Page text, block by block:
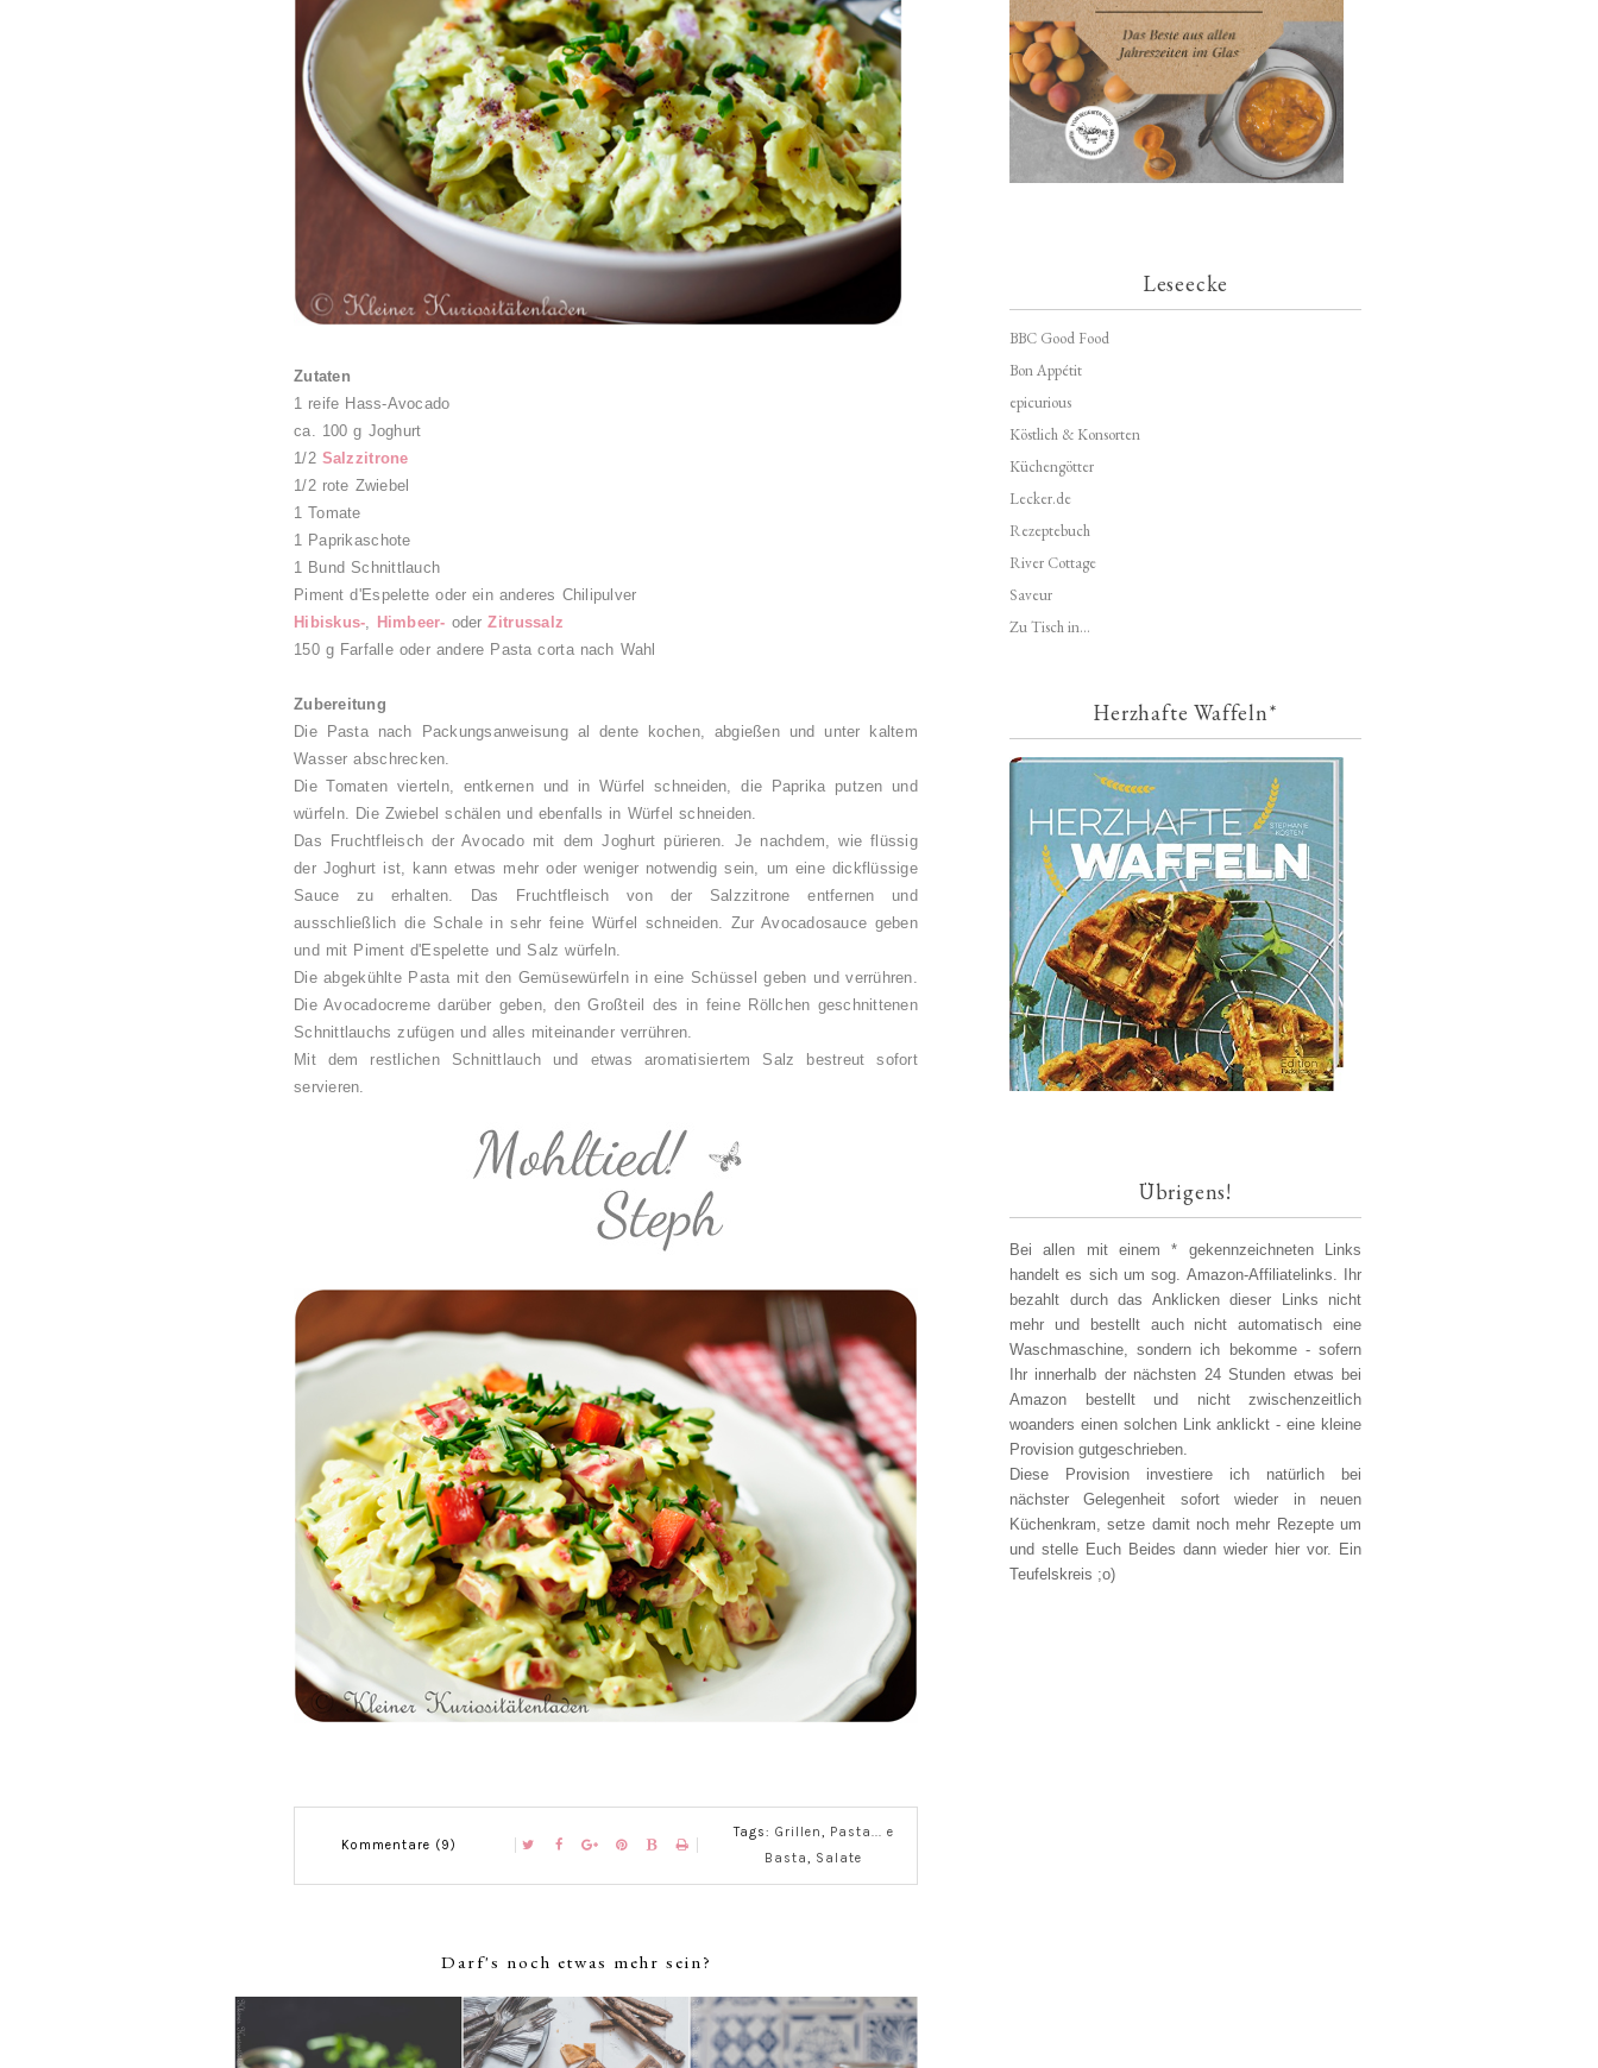
Zutaten
1 reife Hass-Avocado
ca. 100 g Joghurt
1/2 Salzzitrone
1/2 rote Zwiebel
1 Tomate
1 Paprikaschote
1 Bund Schnittlauch
Piment d'Espelette oder ein anderes Chilipulver
Hibiskus-
Himbeer- oderZitrussalz
150 g Farfalle oder andere Pasta corta nach Wahl
Zubereitung
Die Pasta nach Packungsanweisung al dente kochen, abgießen und unter kaltem
Wasser abschrecken.
Die Tomaten vierteln, entkernen und in Würfel schneiden, die Paprika putzen und
würfeln. Die Zwiebel schälen und ebenfalls in Würfel schneiden.
Das Fruchtfleisch der Avocado mit dem Joghurt pürieren. Je nachdem, wie flüssig
der Joghurt ist, kann etwas mehr oder weniger notwendig sein, um eine dickflüssige
Sauce zu erhalten. Das Fruchtfleisch von der Salzzitrone entfernen und
ausschließlich die Schale in sehr feine Würfel schneiden. Zur Avocadosauce geben
und mit Piment d'Espelette und Salz würfeln.
Die abgekühlte Pasta mit den Gemüsewürfeln in eine Schüssel geben und verrühren.
Die Avocadocreme darüber geben, den Großteil des in feine Röllchen geschnittenen
Schnittlauchs zufügen und alles miteinander verrühren.
Mit dem restlichen Schnittlauch und etwas aromatisiertem Salz bestreut sofort
servieren.
Kommentare (9)
Tags: Grillen, Pasta... e
Basta, Salate
Darf's noch etwas mehr sein?
Leseecke
BBC Good Food
Bon Appétit
epicurious
Köstlich & Konsorten
Küchengötter
Lecker.de
Rezeptebuch
River Cottage
Saveur
Zu Tisch in...
Herzhafte Waffeln*
Übrigens!
Bei allen mit einem * gekennzeichneten Links
handelt es sich um sog. Amazon-Affiliatelinks. Ihr
bezahlt durch das Anklicken dieser Links nicht
mehr und bestellt auch nicht automatisch eine
Waschmaschine, sondern ich bekomme - sofern
Ihr innerhalb der nächsten 24 Stunden etwas bei
Amazon bestellt und nicht zwischenzeitlich
woanders einen solchen Link anklickt - eine kleine
Provision gutgeschrieben.
Diese Provision investiere ich natürlich bei
nächster Gelegenheit sofort wieder in neuen
Küchenkram, setze damit noch mehr Rezepte um
und stelle Euch Beides dann wieder hier vor. Ein
Teufelskreis ;o)